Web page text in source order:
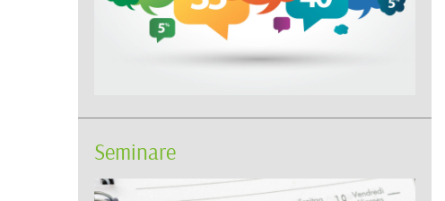
Seminare